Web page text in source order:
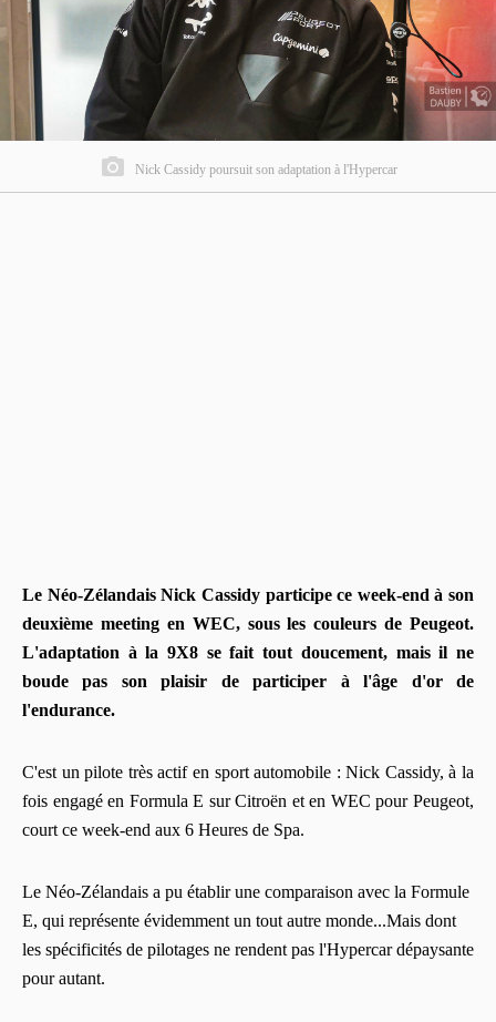
Nick Cassidy poursuit son adaptation à l'Hypercar
Le Néo-Zélandais Nick Cassidy participe ce week-end à son
deuxième meeting en WEC, sous les couleurs de Peugeot.
L'adaptation à la 9X8 se fait tout doucement, mais il ne
boude pas son plaisir de participer à l'âge d'or de
l'endurance.
C'est un pilote très actif en sport automobile : Nick Cassidy, à la
fois engagé en Formula E sur Citroën et en WEC pour Peugeot,
court ce week-end aux 6 Heures de Spa.
Le Néo-Zélandais a pu établir une comparaison avec la Formule
E, qui représente évidemment un tout autre monde...Mais dont
les spécificités de pilotages ne rendent pas l'Hypercar dépaysante
pour autant.